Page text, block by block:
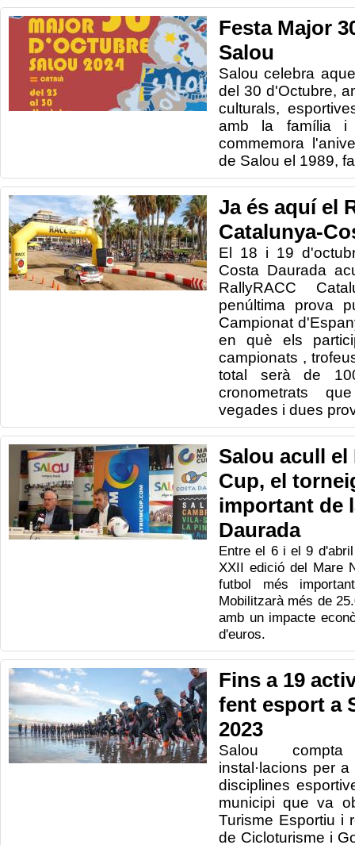
Festa Major
Salou
Salou celebra
del 30 d'Octubre,
culturals,
amb la família i
commemora
de Salou el 1989,
Ja és aquí el
Catalunya-
El 18 i 19
Costa Daurada
RallyRACC
penúltima prova
Campionat
en què els
campionats ,
total serà de
cronometrats
vegades i dues
Salou acull
Cup, el
important de
Daurada
Entre el 6 i el 9
XXII edició del Mare
futbol més
Mobilitzarà més de
amb un impacte
d'euros.
Fins a 19
fent esport a
2023
Salou
instal·lacions per
disciplines
municipi que va
Turisme Esportiu i
de Cicloturisme i